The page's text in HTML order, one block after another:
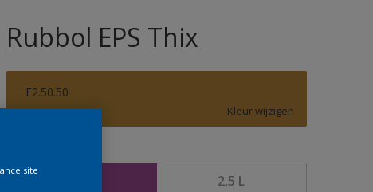
Rubbol EPS Thix
F2.50.50
Kleur wijzigen
2,5 L
site